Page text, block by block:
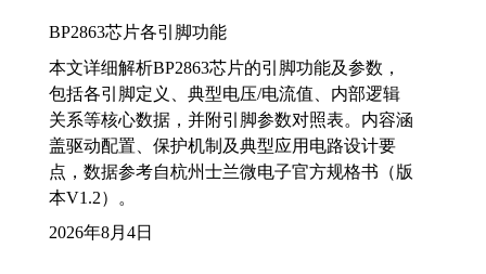
BP2863芯片各引脚功能
本文详细解析BP2863芯片的引脚功能及参数，
包括各引脚定义、典型电压/电流值、内部逻辑
关系等核心数据，并附引脚参数对照表。内容涵
盖驱动配置、保护机制及典型应用电路设计要
点，数据参考自杭州士兰微电子官方规格书（版
本V1.2）。
2026年8月4日